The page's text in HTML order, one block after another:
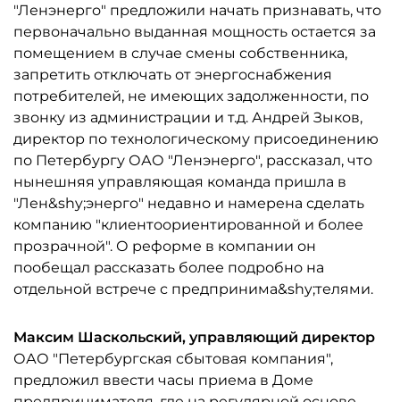
"Ленэнерго" предложили начать признавать, что
первоначально выданная мощность остается за
помещением в случае смены собственника,
запретить отключать от энергоснабжения
потребителей, не имеющих задолженности, по
звонку из администрации и т.д. Андрей Зыков,
директор по технологическому присоединению
по Петербургу ОАО "Ленэнерго", рассказал, что
нынешняя управляющая команда пришла в
"Лен&shy;энерго" недавно и намерена сделать
компанию "клиентоориентированной и более
прозрачной". О реформе в компании он
пообещал рассказать более подробно на
отдельной встрече с предпринима&shy;телями.
Максим Шаскольский, управляющий директор
ОАО "Петербургская сбытовая компания",
предложил ввести часы приема в Доме